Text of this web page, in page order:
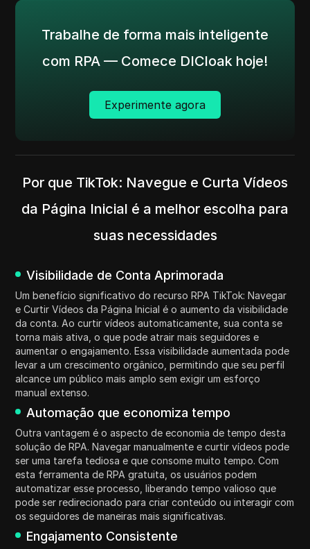
Trabalhe de forma mais inteligente
com RPA — Comece DICloak hoje!
Experimente agora
Por que TikTok: Navegue e Curta Vídeos
da Página Inicial é a melhor escolha para
suas necessidades
Visibilidade de Conta Aprimorada
Um benefício significativo do recurso RPA TikTok: Navegar
e Curtir Vídeos da Página Inicial é o aumento da visibilidade
da conta. Ao curtir vídeos automaticamente, sua conta se
torna mais ativa, o que pode atrair mais seguidores e
aumentar o engajamento. Essa visibilidade aumentada pode
levar a um crescimento orgânico, permitindo que seu perfil
alcance um público mais amplo sem exigir um esforço
manual extenso.
Automação que economiza tempo
Outra vantagem é o aspecto de economia de tempo desta
solução de RPA. Navegar manualmente e curtir vídeos pode
ser uma tarefa tediosa e que consome muito tempo. Com
esta ferramenta de RPA gratuita, os usuários podem
automatizar esse processo, liberando tempo valioso que
pode ser redirecionado para criar conteúdo ou interagir com
os seguidores de maneiras mais significativas.
Engajamento Consistente